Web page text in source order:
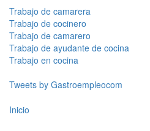
Trabajo de camarera
Trabajo de cocinero
Trabajo de camarero
Trabajo de ayudante de cocina
Trabajo en cocina
Tweets by Gastroempleocom
Inicio